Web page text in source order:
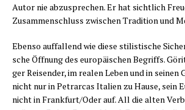
Autor nie abzu­spre­chen. Er hat sicht­lich
Zusam­men­schluss zwi­schen Tra­di­ti­on und
Eben­so auf­fal­lend wie die­se sti­lis­ti­sche
sche Öff­nung des euro­päi­schen Begriffs.
ger Rei­sen­der, im rea­len Leben und in sei­nen
nicht nur in Petrar­cas Ita­li­en zu Hau­se, sein
nicht in Frankfurt/​Oder auf. All die alten